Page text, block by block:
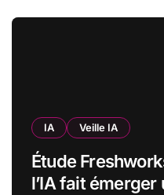
IA Veille IA
Étude
l’IA fait émerger